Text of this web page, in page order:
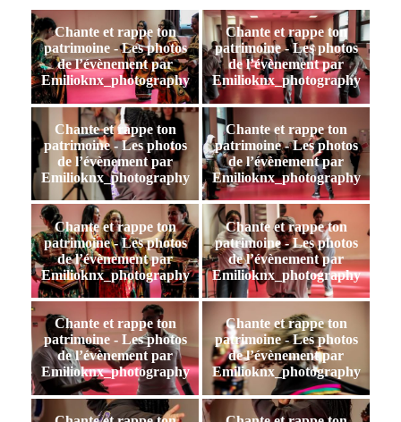
Chante et rappe ton
patrimoine - Les photos
de l’évènement par
Emilioknx_photography
Chante et rappe ton
patrimoine - Les photos
de l’évènement par
Emilioknx_photography
Chante et rappe ton
patrimoine - Les photos
de l’évènement par
Emilioknx_photography
Chante et rappe ton
patrimoine - Les photos
de l’évènement par
Emilioknx_photography
Chante et rappe ton
patrimoine - Les photos
de l’évènement par
Emilioknx_photography
Chante et rappe ton
patrimoine - Les photos
de l’évènement par
Emilioknx_photography
Chante et rappe ton
patrimoine - Les photos
de l’évènement par
Emilioknx_photography
Chante et rappe ton
patrimoine - Les photos
de l’évènement par
Emilioknx_photography